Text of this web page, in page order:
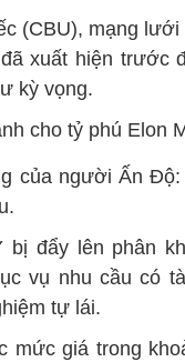
(CBU), mạng
xuất hiện trước
kỳ vọng.
của người Ấn
bị đẩy lên phân
vụ nhu cầu có
tự lái.
mức giá trong